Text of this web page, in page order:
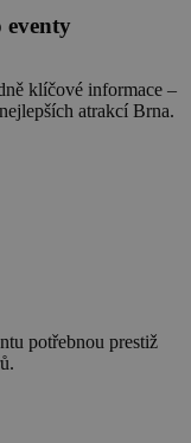
klíčové informace –
atrakcí Brna.
potřebnou prestiž